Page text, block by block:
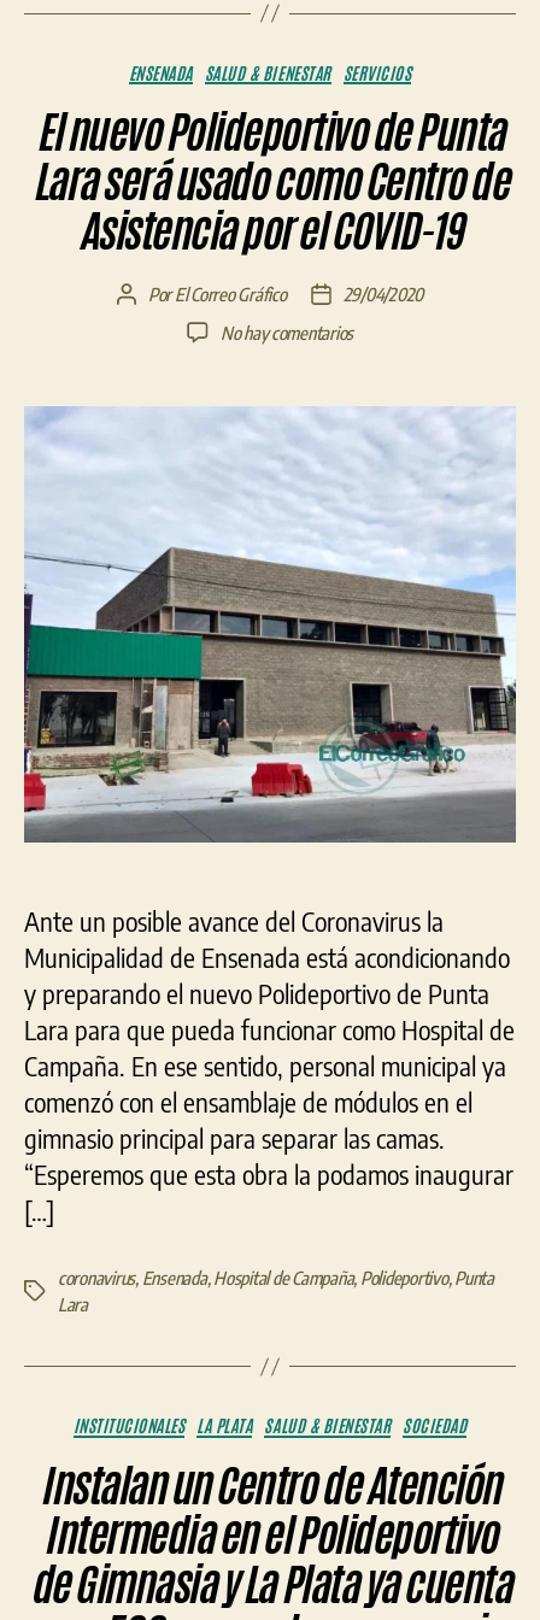
Categorías
ENSENADA SALUD & BIENESTAR SERVICIOS
El nuevo Polideportivo de Punta
Lara será usado como Centro de
Asistencia por el COVID-19
AutorPorEl Correo Gráfico
Fecha
de
29/04/2020
No hay comentariosen
Polideportivo
de
será
usado
como
Centro
de
Asistencia
por
el
COVID-
19
Ante un posible avance del Coronavirus la
Municipalidad de Ensenada está acondicionando
y preparando el nuevo Polideportivo de Punta
Lara para que pueda funcionar como Hospital de
Campaña. En ese sentido, personal municipal ya
comenzó con el ensamblaje de módulos en el
gimnasio principal para separar las camas.
“Esperemos que esta obra la podamos inaugurar
[…]
Etiquetas
coronavirus, Ensenada,Hospital de Campaña, Polideportivo,Punta
Lara
Categorías
INSTITUCIONALES LA PLATA SALUD & BIENESTAR SOCIEDAD
Instalan un Centro de Atención
Intermedia en el Polideportivo
de Gimnasia y La Plata ya cuenta